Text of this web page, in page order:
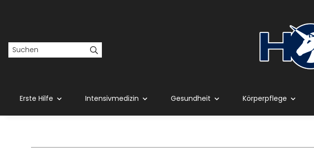
Erste Hilfe Intensivmedizin Gesundheit Körperpflege